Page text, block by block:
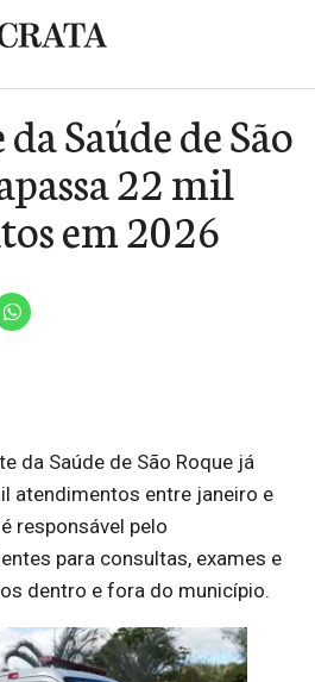
Saúde de São
22 mil
em 2026
da Saúde de São Roque já
atendimentos entre janeiro e
responsável pelo
para consultas, exames e
dentro e fora do município.